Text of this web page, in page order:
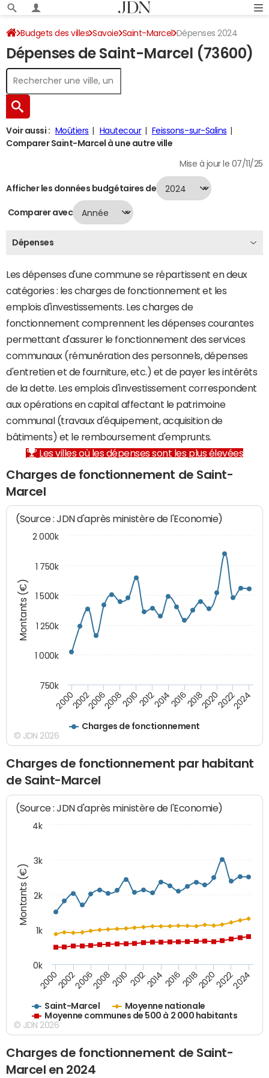
Budgets des villes Savoie Saint-Marcel Dépenses 2024
Dépenses de Saint-Marcel (73600)
Voir aussi : Moûtiers Hautecour
Feissons-sur-Salins
Comparer Saint-Marcel à une autre ville
Mise à jour le 07/11/25
Afficher les données budgétaires de
Comparer avec
Dépenses
Les dépenses d'une commune se répartissent en deux
catégories : les charges de fonctionnement et les
emplois d'investissements. Les charges de
fonctionnement comprennent les dépenses courantes
permettant d'assurer le fonctionnement des services
communaux (rémunération des personnels, dépenses
d'entretien et de fourniture, etc.) et de payer les intérêts
de la dette. Les emplois d'investissement correspondent
aux opérations en capital affectant le patrimoine
communal (travaux d'équipement, acquisition de
bâtiments) et le remboursement d'emprunts.
Les villes où les dépenses sont les plus élevées
Charges de fonctionnement de Saint-
Marcel
Montants (€)
(Source : JDN d'après ministère de l'Economie)
Charges de fonctionnement
200020022006200820102012201420162018202020222024
750k
1 000k
1 250k
1 500k
1 750k
2 000k
© JDN 2026
Charges de fonctionnement par habitant
de Saint-Marcel
Montants (€)
(Source : JDN d'après ministère de l'Economie)
Saint-Marcel
Moyenne nationale
Moyenne communes de 500 à 2 000 habitants
20002002200620082010 2012201420162018202020222024
0k
1k
2k
3k
4k
© JDN 2026
Charges de fonctionnement de Saint-
Marcel en 2024